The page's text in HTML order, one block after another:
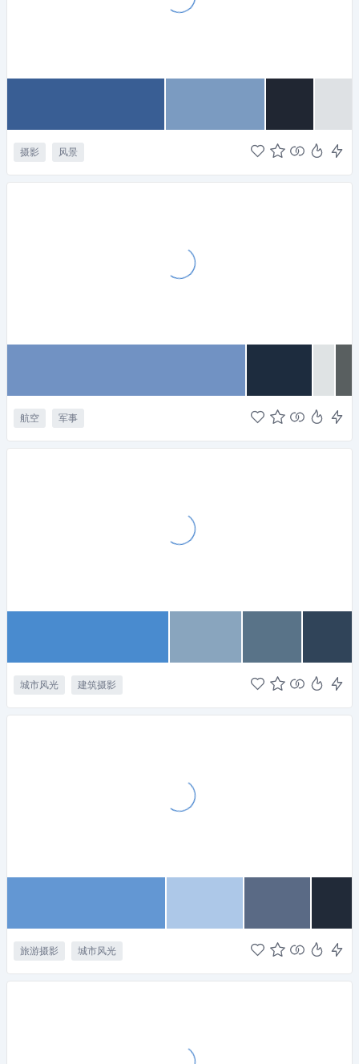
摄影 风景
航空 军事
城市风光 建筑摄影
旅游摄影 城市风光